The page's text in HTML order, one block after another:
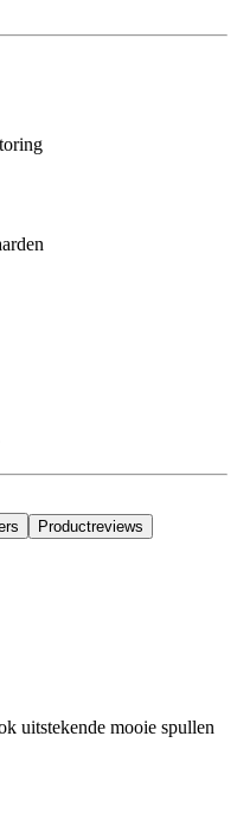
Productreviews
uitstekende mooie spullen